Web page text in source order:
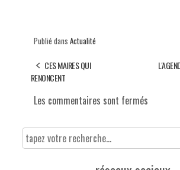
Publié dans Actualité
CES MAIRES QUI
RENONCENT
Les commentaires sont fermés